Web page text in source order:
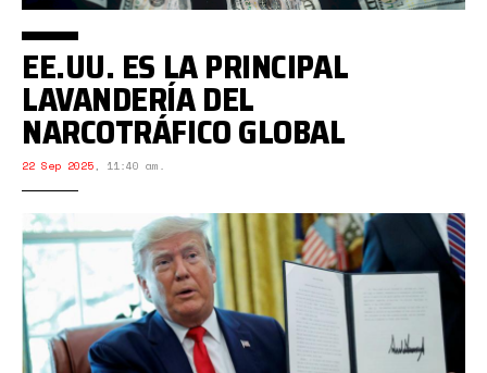
EE.UU. ES LA PRINCIPAL
LAVANDERÍA DEL
NARCOTRÁFICO GLOBAL
22 Sep 2025, 11:40 am.